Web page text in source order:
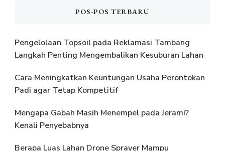
POS-POS TERBARU
Pengelolaan Topsoil pada Reklamasi Tambang
Langkah Penting Mengembalikan Kesuburan Lahan
Cara Meningkatkan Keuntungan Usaha Perontokan
Padi agar Tetap Kompetitif
Mengapa Gabah Masih Menempel pada Jerami?
Kenali Penyebabnya
Berapa Luas Lahan Drone Sprayer Mampu